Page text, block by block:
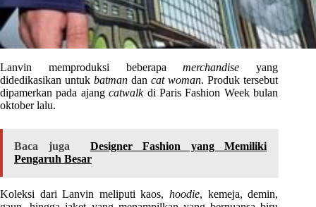
Lanvin memproduksi beberapamerchandise yang
didedikasikan untukbatman dancat woman. Produk tersebut
dipamerkan pada ajangcatwalkdi Paris Fashion Week bulan
oktober lalu.
Baca juga
Designer Fashion yang Memiliki
Pengaruh Besar
Koleksi dari Lanvin meliputi kaos,hoodie, kemeja, demin,